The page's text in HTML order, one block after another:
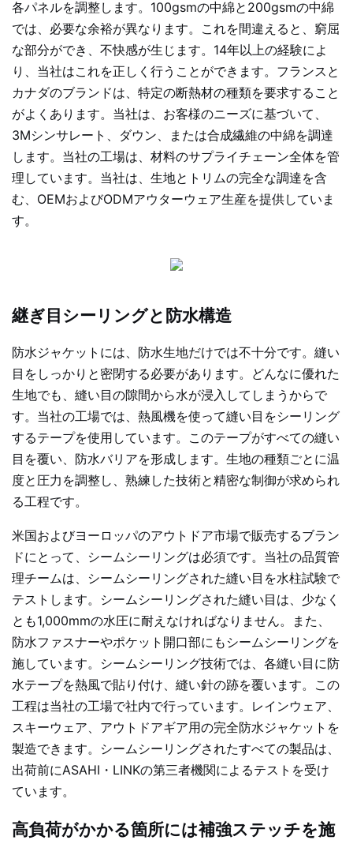
各パネルを調整します。100gsmの中綿と200gsmの中綿
では、必要な余裕が異なります。これを間違えると、窮屈
な部分ができ、不快感が生じます。14年以上の経験によ
り、当社はこれを正しく行うことができます。フランスと
カナダのブランドは、特定の断熱材の種類を要求すること
がよくあります。当社は、お客様のニーズに基づいて、
3Mシンサレート、ダウン、または合成繊維の中綿を調達
します。当社の工場は、材料のサプライチェーン全体を管
理しています。当社は、生地とトリムの完全な調達を含
む、OEMおよびODMアウターウェア生産を提供していま
す。
継ぎ目シーリングと防水構造
防水ジャケットには、防水生地だけでは不十分です。縫い
目をしっかりと密閉する必要があります。どんなに優れた
生地でも、縫い目の隙間から水が浸入してしまうからで
す。当社の工場では、熱風機を使って縫い目をシーリング
するテープを使用しています。このテープがすべての縫い
目を覆い、防水バリアを形成します。生地の種類ごとに温
度と圧力を調整し、熟練した技術と精密な制御が求められ
る工程です。
米国およびヨーロッパのアウトドア市場​​で販売するブラン
ドにとって、シームシーリングは必須です。当社の品質管
理チームは、シームシーリングされた縫い目を水柱試験で
テストします。シームシーリングされた縫い目は、少なく
とも1,000mmの水圧に耐えなければなりません。また、
防水ファスナーやポケット開口部にもシームシーリングを
施しています。シームシーリング技術では、各縫い目に防
水テープを熱風で貼り付け、縫い針の跡を覆います。この
工程は当社の工場で社内で行っています。レインウェア、
スキーウェア、アウトドアギア用の完全防水ジャケットを
製造できます。シームシーリングされたすべての製品は、
出荷前にASAHI・LINKの第三者機関によるテストを受け
ています。
高負荷がかかる箇所には補強ステッチを施